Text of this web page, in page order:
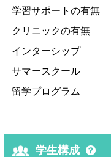
学習サポートの有無
クリニックの有無
インターシップ
サマースクール
留学プログラム
学生構成